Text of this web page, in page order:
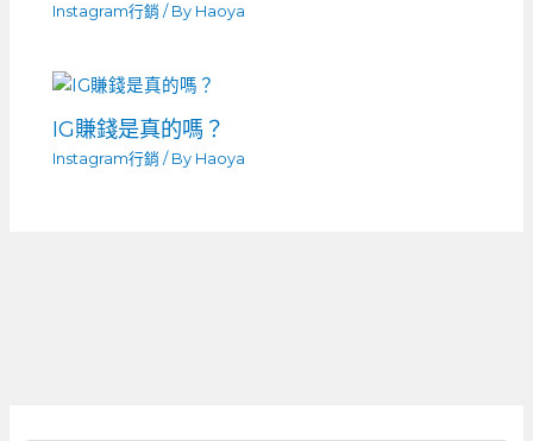
Instagram行銷 / By Haoya
IG賺錢是真的嗎？
Instagram行銷 / By Haoya